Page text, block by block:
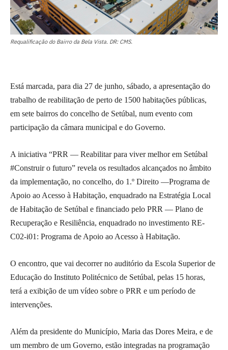
Requalificação do Bairro da Bela Vista. DR: CMS.
Está marcada, para dia 27 de junho, sábado, a apresentação do
trabalho de reabilitação de perto de 1500 habitações públicas,
em sete bairros do concelho de Setúbal, num evento com
participação da câmara municipal e do Governo.
A iniciativa “PRR — Reabilitar para viver melhor em Setúbal
#Construir o futuro” revela os resultados alcançados no âmbito
da implementação, no concelho, do 1.º Direito —Programa de
Apoio ao Acesso à Habitação, enquadrado na Estratégia Local
de Habitação de Setúbal e financiado pelo PRR — Plano de
Recuperação e Resiliência, enquadrado no investimento RE-
C02-i01: Programa de Apoio ao Acesso à Habitação.
O encontro, que vai decorrer no auditório da Escola Superior de
Educação do Instituto Politécnico de Setúbal, pelas 15 horas,
terá a exibição de um vídeo sobre o PRR e um período de
intervenções.
Além da presidente do Município, Maria das Dores Meira, e de
um membro de um Governo, estão integradas na programação